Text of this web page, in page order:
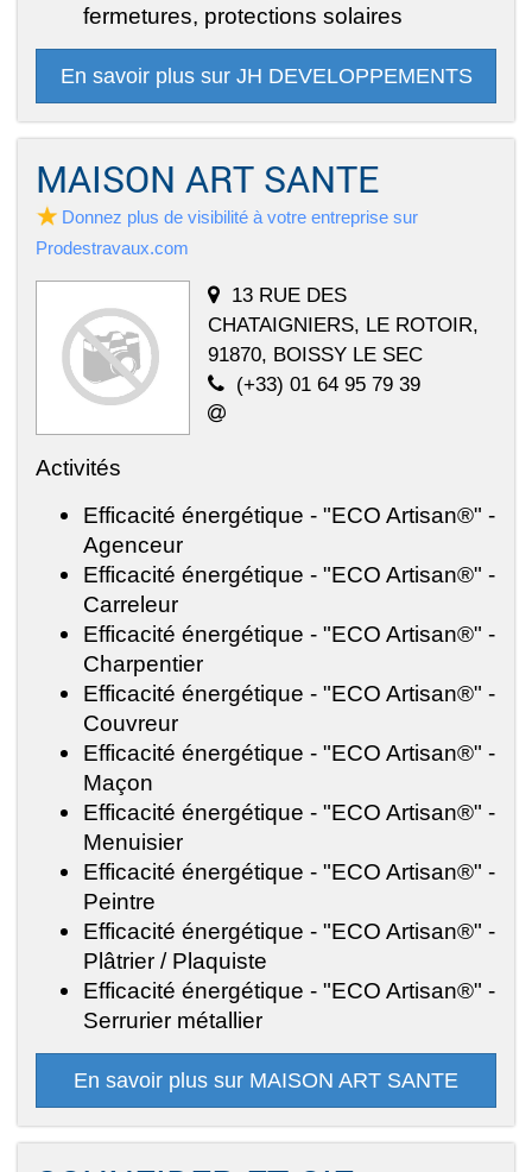
fermetures, protections solaires
En savoir plus sur JH DEVELOPPEMENTS
MAISON ART SANTE
Donnez plus de visibilité à votre entreprise sur
Prodestravaux.com
13 RUE DES
CHATAIGNIERS, LE ROTOIR,
91870, BOISSY LE SEC
(+33) 01 64 95 79 39
Activités
Efficacité énergétique - "ECO Artisan®" -
Agenceur
Efficacité énergétique - "ECO Artisan®" -
Carreleur
Efficacité énergétique - "ECO Artisan®" -
Charpentier
Efficacité énergétique - "ECO Artisan®" -
Couvreur
Efficacité énergétique - "ECO Artisan®" -
Maçon
Efficacité énergétique - "ECO Artisan®" -
Menuisier
Efficacité énergétique - "ECO Artisan®" -
Peintre
Efficacité énergétique - "ECO Artisan®" -
Plâtrier / Plaquiste
Efficacité énergétique - "ECO Artisan®" -
Serrurier métallier
En savoir plus sur MAISON ART SANTE